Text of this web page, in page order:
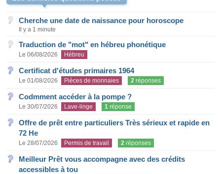
Cherche une date de naissance pour horoscope
Il y a 1 minute
Traduction de "mot" en hébreu phonétique
Le 06/08/2026 Hébreu
Certificat d'études primaires 1964
Le 01/08/2026 Pièces de monnaies 2 réponses
Codmment accéder à la pompe ?
Le 30/07/2026 Lave-linge 1 réponse
Offre de prêt entre particuliers Très sérieux et rapide en
72 He
Le 28/07/2026 Permis de travail 2 réponses
Meilleur Prêt vous accompagne avec des crédits
accessibles à tou